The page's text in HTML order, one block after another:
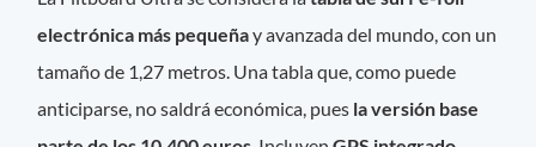
electrónica más pequeñay avanzada del mundo, con un
tamaño de 1,27 metros. Una tabla que, como puede
anticiparse, no saldrá económica, pues la versión base